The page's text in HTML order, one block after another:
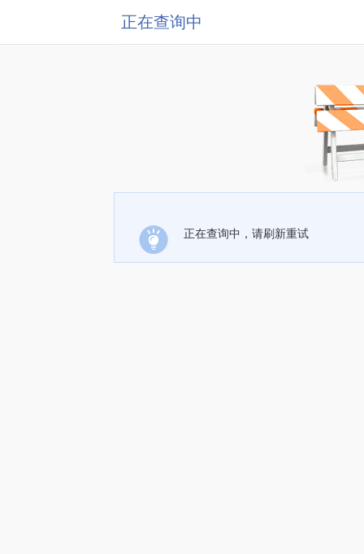
正在查询中
正在查询中，请刷新重试